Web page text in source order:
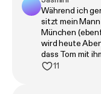
Newtons
bräsigen
Freundin Sarah,
Abend zusätzlich
Nacktfotos auch
Während ich
sitzt mein Mann
München
wird heute
dass Tom mit
11